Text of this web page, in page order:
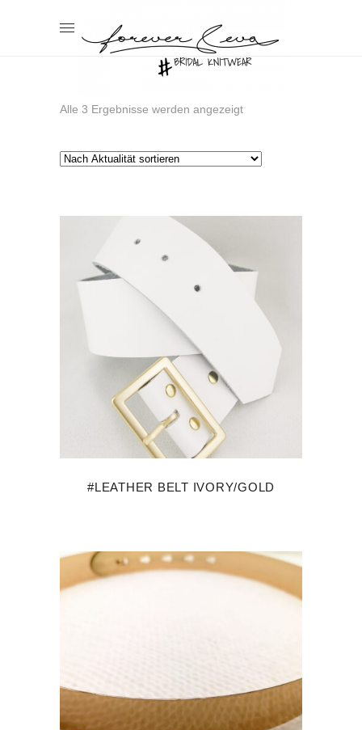
Alle 3 Ergebnisse werden angezeigtNach
#LEATHER BELT IVORY/GOLD